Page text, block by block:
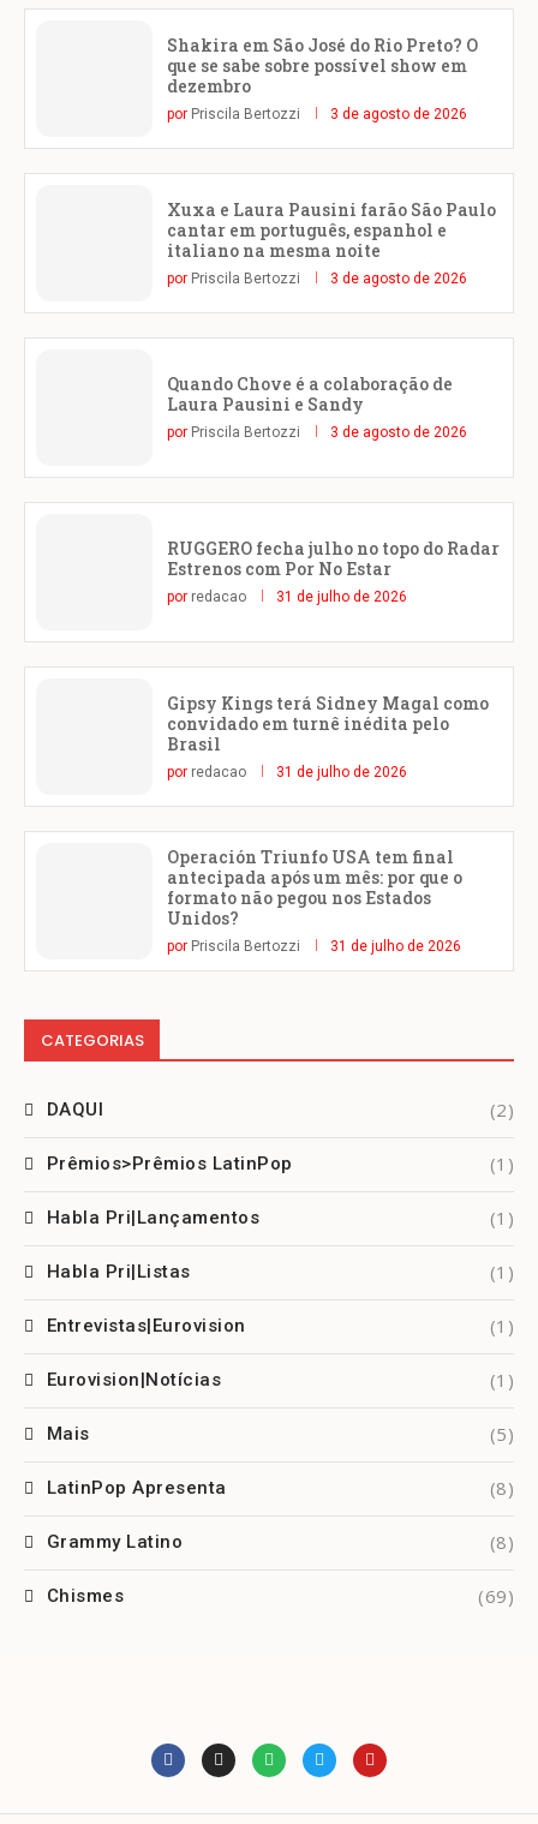
Shakira em São José do Rio Preto? O
que se sabe sobre possível show em
dezembro
por Priscila Bertozzi 3 de agosto de 2026
Xuxa e Laura Pausini farão São Paulo
cantar em português, espanhol e
italiano na mesma noite
por Priscila Bertozzi 3 de agosto de 2026
Quando Chove é a colaboração de
Laura Pausini e Sandy
por Priscila Bertozzi 3 de agosto de 2026
RUGGERO fecha julho no topo do Radar
Estrenos com Por No Estar
por redacao 31 de julho de 2026
Gipsy Kings terá Sidney Magal como
convidado em turnê inédita pelo
Brasil
por redacao 31 de julho de 2026
Operación Triunfo USA tem final
antecipada após um mês: por que o
formato não pegou nos Estados
Unidos?
por Priscila Bertozzi 31 de julho de 2026
CATEGORIAS
DAQUI (2)
Prêmios>Prêmios LatinPop (1)
Habla Pri|Lançamentos (1)
Habla Pri|Listas (1)
Entrevistas|Eurovision (1)
Eurovision|Notícias (1)
Mais (5)
LatinPop Apresenta (8)
Grammy Latino (8)
Chismes (69)